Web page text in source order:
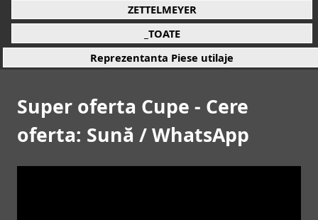
ZETTELMEYER
_TOATE
Reprezentanta Piese utilaje
Super oferta Cupe - Cere
oferta: Sună / WhatsApp